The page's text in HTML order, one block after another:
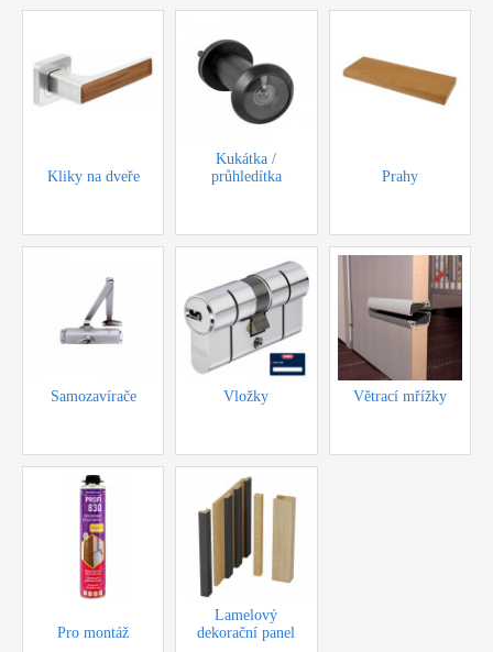
Kliky na dveře
Kukátka /
průhledítka
Prahy
Samozavírače Vložky Větrací mřížky
Pro montáž
Lamelový
dekorační panel